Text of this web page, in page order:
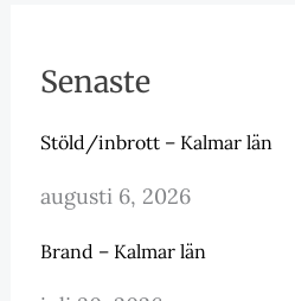
Senaste
Stöld/inbrott – Kalmar län
augusti 6, 2026
Brand – Kalmar län